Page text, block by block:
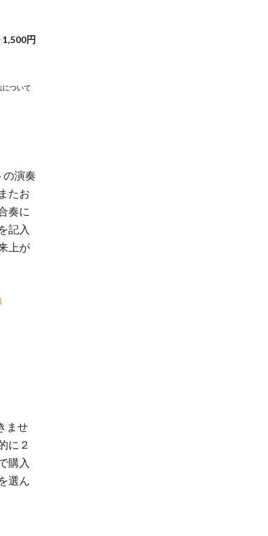
1,500円
について
の演奏
たお
奏に
記入
上が
ませ
に２
購入
選ん